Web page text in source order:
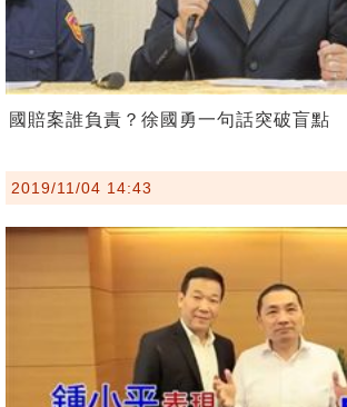
國賠案誰負責？徐國勇一句話突破盲點
2019/11/04 14:43